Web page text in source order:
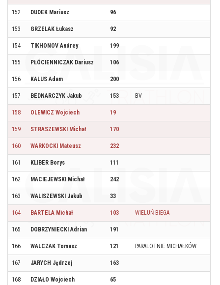
152 DUDEK Mariusz 96
153 GRZELAK Łukasz 92
154 TIKHONOV Andrey 199
155 PŁÓCIENNICZAK Dariusz 106
156 KALUS Adam 200
157 BEDNARCZYK Jakub 153 BV
158 OLEWICZ Wojciech 19
159 STRASZEWSKI Michał 170
160 WARKOCKI Mateusz 232
161 KLIBER Borys 111
162 MACIEJEWSKI Michał 242
163 WALISZEWSKI Jakub 33
164 BARTELA Michał 103 WIELUŃ BIEGA
165 DOBRZYNIECKI Adrian 191
166 WALCZAK Tomasz 121 PARALOTNIE MICHAŁKÓW
167 JARYCH Jędrzej 163
168 DZIAŁO Wojciech 65